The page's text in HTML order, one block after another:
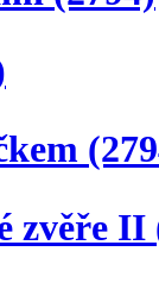
zvěře II